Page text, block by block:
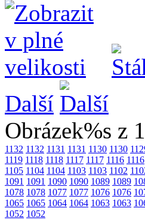
Další
Obrázek%s z
1132 1132 1131 1131 1130 1130
1119 1118 1118 1117 1117 1116 1116
1105 1104 1104 1103 1103 1102
1091 1091 1090 1090 1089 1089
1078 1078 1077 1077 1076 1076
1065 1065 1064 1064 1063 1063
1052 1052